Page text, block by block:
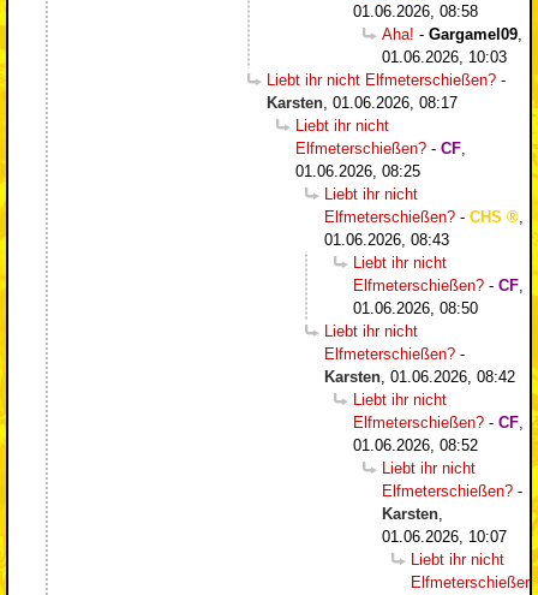
01.06.2026, 08:58
Aha! - Gargamel09,
01.06.2026, 10:03
Liebt ihr nicht Elfmeterschießen? -
Karsten, 01.06.2026, 08:17
Liebt ihr nicht
Elfmeterschießen? - CF,
01.06.2026, 08:25
Liebt ihr nicht
Elfmeterschießen? - CHS
,
01.06.2026, 08:43
Liebt ihr nicht
Elfmeterschießen? - CF,
01.06.2026, 08:50
Liebt ihr nicht
Elfmeterschießen? -
Karsten, 01.06.2026, 08:42
Liebt ihr nicht
Elfmeterschießen? - CF,
01.06.2026, 08:52
Liebt ihr nicht
Elfmeterschießen? -
Karsten,
01.06.2026, 10:07
Liebt ihr nicht